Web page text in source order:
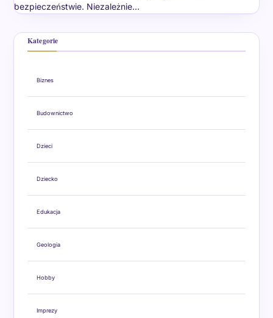
bezpieczeństwie. Niezależnie…
Kategorie
Biznes
Budownictwo
Dzieci
Dziecko
Edukacja
Geologia
Hobby
Imprezy